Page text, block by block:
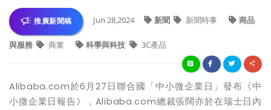
推廣新聞稿 Jun 28,2024 新聞 新聞時事 商品
與服務 商業 科學與科技 3C產品
Alibaba.com於6月27日聯合國「中小微企業日」發布《中
小微企業日報告》，Alibaba.com總裁張闊亦於在瑞士日內